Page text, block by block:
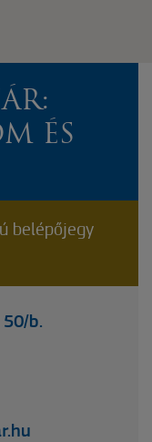
ÉS
belépőjegy
b.